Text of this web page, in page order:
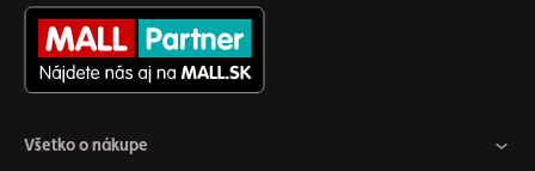
Všetko o nákupe